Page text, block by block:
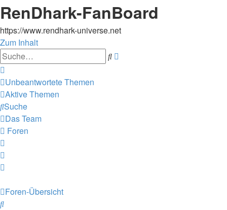
RenDhark-FanBoard
https://www.rendhark-universe.net
Zum Inhalt
Suche
Unbeantwortete Themen
Aktive Themen
Suche
Das Team
Foren
Foren-Übersicht
Suche